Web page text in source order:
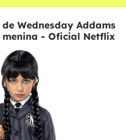
Wednesday Addams
- Oficial Netflix